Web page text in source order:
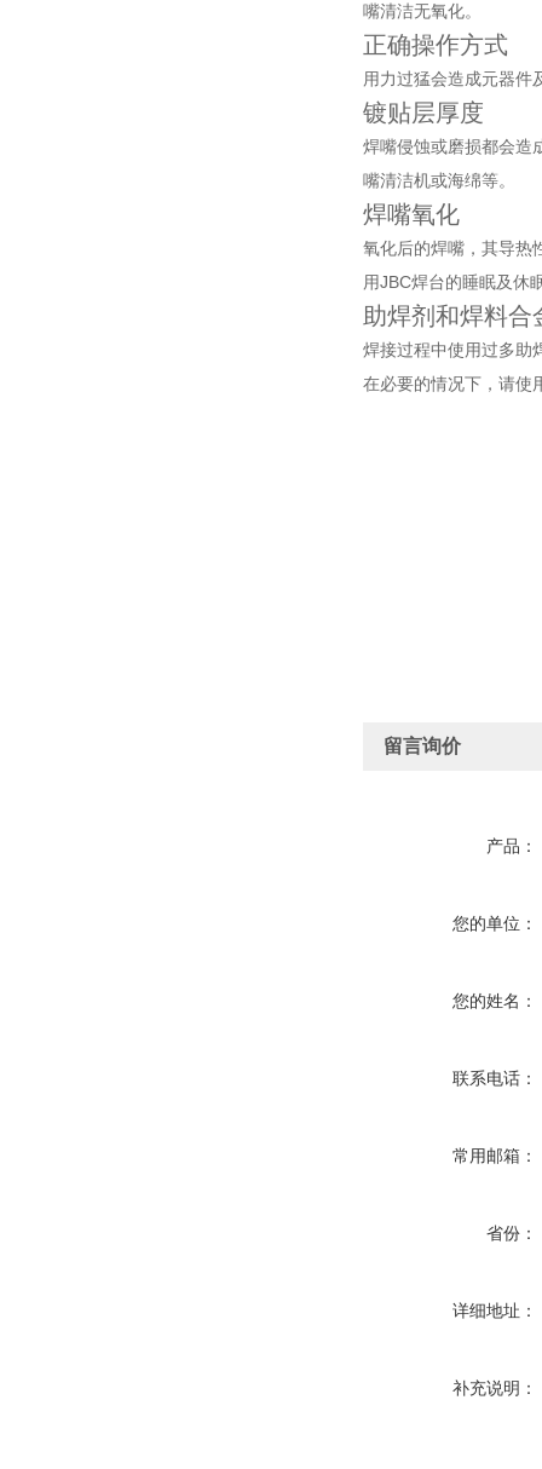
嘴清洁无氧化。
正确操作方式
用力过猛会造成元器件
镀贴层厚度
焊嘴侵蚀或磨损都会造
嘴清洁机或海绵等。
焊嘴氧化
氧化后的焊嘴，其导热
用JBC焊台的睡眠及休
助焊剂和焊料合
焊接过程中使用过多助
在必要的情况下，请使
留言询价
产品：
您的单位：
您的姓名：
联系电话：
常用邮箱：
省份：
详细地址：
补充说明：